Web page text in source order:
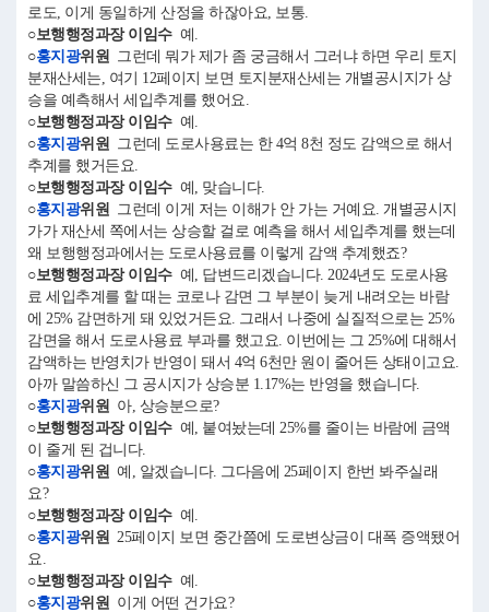
로도, 이게 동일하게 산정을 하잖아요, 보통.
○보행행정과장 이임수예.
○홍지광위원 그런데 뭐가 제가 좀 궁금해서 그러냐 하면 우리 토지
분재산세는, 여기 12페이지 보면 토지분재산세는 개별공시지가 상
승을 예측해서 세입추계를 했어요.
○보행행정과장 이임수예.
○홍지광위원 그런데 도로사용료는 한 4억 8천 정도 감액으로 해서
추계를 했거든요.
○보행행정과장 이임수예, 맞습니다.
○홍지광위원 그런데 이게 저는 이해가 안 가는 거예요. 개별공시지
가가 재산세 쪽에서는 상승할 걸로 예측을 해서 세입추계를 했는데
왜 보행행정과에서는 도로사용료를 이렇게 감액 추계했죠?
○보행행정과장 이임수예, 답변드리겠습니다. 2024년도 도로사용
료 세입추계를 할 때는 코로나 감면 그 부분이 늦게 내려오는 바람
에 25% 감면하게 돼 있었거든요. 그래서 나중에 실질적으로는 25%
감면을 해서 도로사용료 부과를 했고요. 이번에는 그 25%에 대해서
감액하는 반영치가 반영이 돼서 4억 6천만 원이 줄어든 상태이고요.
아까 말씀하신 그 공시지가 상승분 1.17%는 반영을 했습니다.
○홍지광위원 아, 상승분으로?
○보행행정과장 이임수예, 붙여놨는데 25%를 줄이는 바람에 금액
이 줄게 된 겁니다.
○홍지광위원 예, 알겠습니다. 그다음에 25페이지 한번 봐주실래
요?
○보행행정과장 이임수예.
○홍지광위원 25페이지 보면 중간쯤에 도로변상금이 대폭 증액됐어
요.
○보행행정과장 이임수예.
○홍지광위원 이게 어떤 건가요?